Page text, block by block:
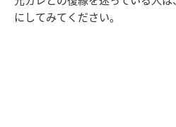
にしてみてください。